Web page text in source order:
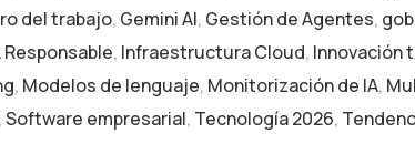
del trabajo, Gemini AI, Gestión de Agentes,
Responsable, Infraestructura Cloud, Innovación
, Modelos de lenguaje, Monitorización de IA,
,Software empresarial, Tecnología 2026,